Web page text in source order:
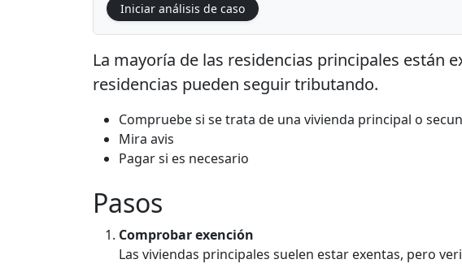
Iniciar análisis de caso
La mayoría de las residencias principales están
residencias pueden seguir tributando.
Compruebe si se trata de una vivienda principal o
Mira avis
Pagar si es necesario
Pasos
Comprobar exención
Las viviendas principales suelen estar exentas, pero